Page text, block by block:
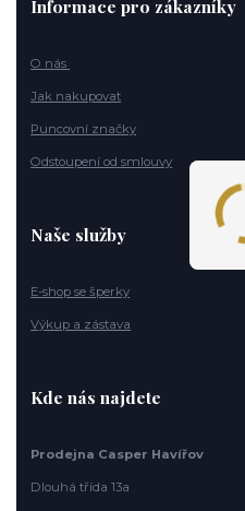
Informace pro zákazníky
O nás
Jak nakupovat
Puncovní značky
Odstoupení od smlouvy
Naše služby
E-shop se šperky
Výkup a zástava
Kde nás najdete
Prodejna Casper Havířov
Dlouhá třída 13a